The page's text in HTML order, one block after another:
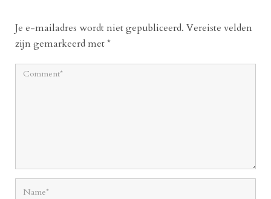
Je e-mailadres wordt niet gepubliceerd. Vereiste velden
zijn gemarkeerd met*